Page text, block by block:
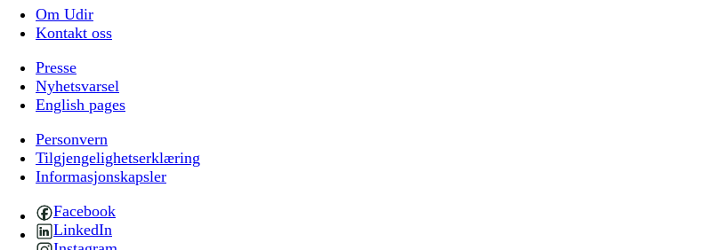
Om Udir
Kontakt oss
Presse
Nyhetsvarsel
English pages
Personvern
Tilgjengelighetserklæring
Informasjonskapsler
Facebook
LinkedIn